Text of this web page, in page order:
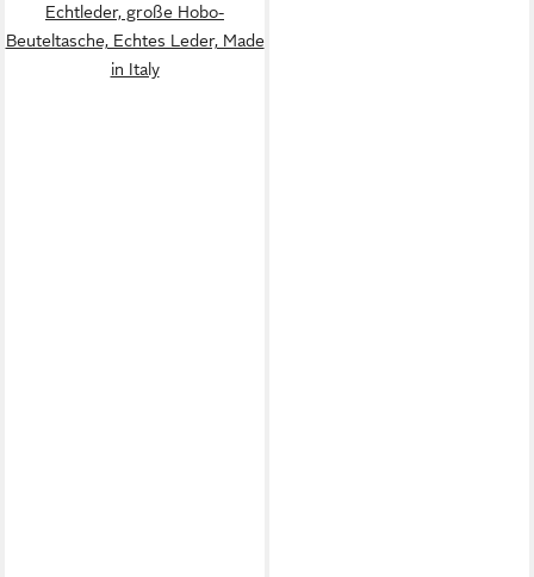
Echtleder, große Hobo-
Beuteltasche, Echtes Leder, Made
in Italy